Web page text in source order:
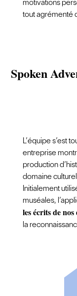
motivations
tout agrémenté
Spoken
L’équipe s’est
entreprise
production
domaine
Initialement
muséales,
les écrits de
la